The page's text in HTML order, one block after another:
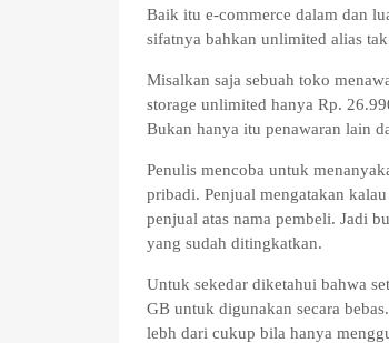
Baik itu e-commerce dalam dan
sifatnya bahkan unlimited alias tak
Misalkan saja sebuah toko
storage unlimited hanya Rp.
Bukan hanya itu penawaran lain
Penulis mencoba untuk
pribadi. Penjual mengatakan
penjual atas nama pembeli. Jadi
yang sudah ditingkatkan.
Untuk sekedar diketahui bahwa
GB untuk digunakan secara
lebh dari cukup bila hanya